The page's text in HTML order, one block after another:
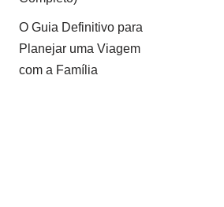
O Guia Definitivo para
Planejar uma Viagem
com a Família